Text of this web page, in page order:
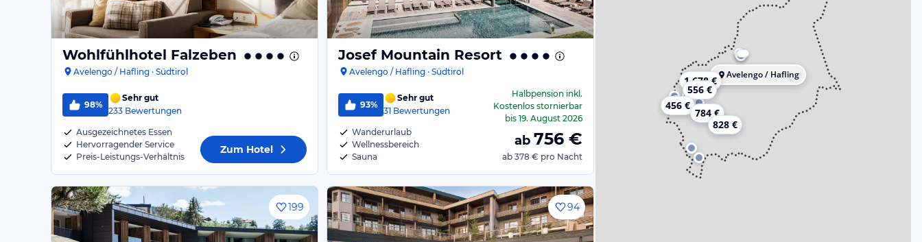
Wohlfühlhotel Falzeben
Avelengo / Hafling · Südtirol
98%
Sehr gut
233 Bewertungen
Ausgezeichnetes Essen
Hervorragender Service
Preis-Leistungs-Verhältnis
Zum Hotel
Josef Mountain Resort
Avelengo / Hafling · Südtirol
93%
Sehr gut
31 Bewertungen
Wanderurlaub
Wellnessbereich
Sauna
Halbpension inkl.
Kostenlos stornierbar
bis 19. August 2026
ab 756 €
ab 378 € pro Nacht
199 94
556 €
456 €
1.678 €
784 €
828 €
Avelengo / Hafling